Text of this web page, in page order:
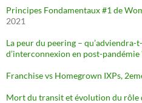
Principes Fondamentaux #1 de
2021
La peur du peering – qu’adviendra-
d’interconnexion en post-pandémie
Franchise vs Homegrown IXPs,
Mort du transit et évolution du rôle